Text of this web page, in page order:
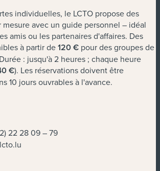
individuelles, le LCTO propose des
avec un guide personnel – idéal
amis ou les partenaires d'affaires. Des
à partir de120 € pour des groupes de
: jusqu'à 2 heures ; chaque heure
€). Les réservations doivent être
10 jours ouvrables à l'avance.
22 28 09 – 79